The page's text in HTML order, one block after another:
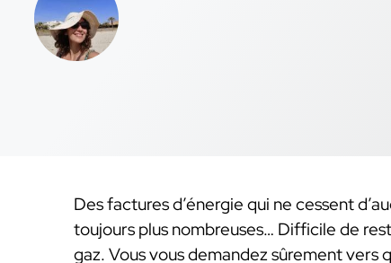
Des factures d’énergie qui ne cessent
toujours plus nombreuses… Difficile de
gaz. Vous vous demandez sûrement